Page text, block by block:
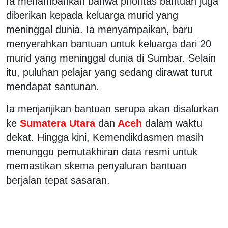
diberikan kepada keluarga murid yang
meninggal dunia. Ia menyampaikan, baru
menyerahkan bantuan untuk keluarga dari 20
murid yang meninggal dunia di Sumbar. Selain
itu, puluhan pelajar yang sedang dirawat turut
mendapat santunan.
Ia menjanjikan bantuan serupa akan disalurkan
ke Sumatera Utara dan Aceh dalam waktu
dekat. Hingga kini, Kemendikdasmen masih
menunggu pemutakhiran data resmi untuk
memastikan skema penyaluran bantuan
berjalan tepat sasaran.